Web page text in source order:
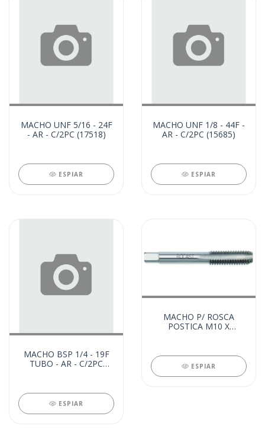
MACHO UNF 5/16 - 24F
- AR - C/2PC (17518)
ESPIAR
MACHO UNF 1/8 - 44F -
AR - C/2PC (15685)
ESPIAR
MACHO BSP 1/4 - 19F
TUBO - AR - C/2PC
ESPIAR
MACHO P/ ROSCA
POSTICA M10 X
ESPIAR